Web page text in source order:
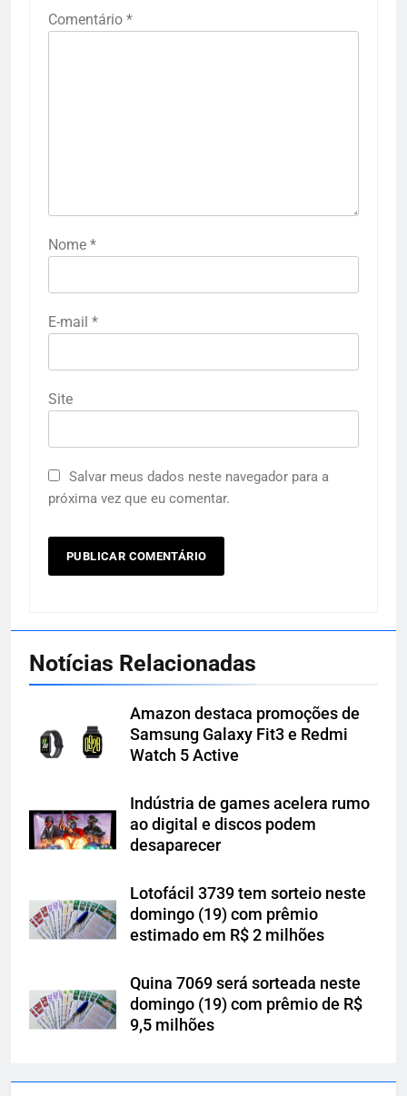
Comentário *
Nome *
E-mail *
Site
Salvar meus dados neste navegador para a
próxima vez que eu comentar.
Notícias Relacionadas
Amazon destaca promoções de
Samsung Galaxy Fit3 e Redmi
Watch 5 Active
Indústria de games acelera rumo
ao digital e discos podem
desaparecer
Lotofácil 3739 tem sorteio neste
domingo (19) com prêmio
estimado em R$ 2 milhões
Quina 7069 será sorteada neste
domingo (19) com prêmio de R$
9,5 milhões